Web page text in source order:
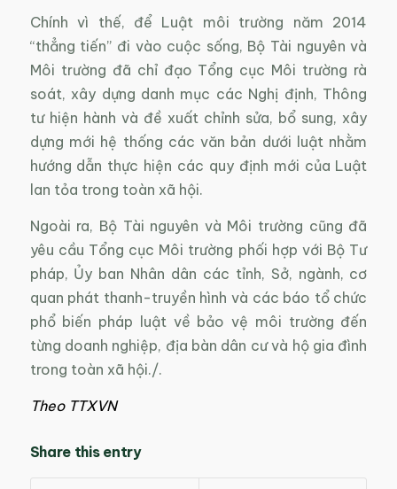
Chính vì thế, để Luật môi trường năm 2014
“thẳng tiến” đi vào cuộc sống, Bộ Tài nguyên và
Môi trường đã chỉ đạo Tổng cục Môi trường rà
soát, xây dựng danh mục các Nghị định, Thông
tư hiện hành và đề xuất chỉnh sửa, bổ sung, xây
dựng mới hệ thống các văn bản dưới luật nhằm
hướng dẫn thực hiện các quy định mới của Luật
lan tỏa trong toàn xã hội.
Ngoài ra, Bộ Tài nguyên và Môi trường cũng đã
yêu cầu Tổng cục Môi trường phối hợp với Bộ Tư
pháp, Ủy ban Nhân dân các tỉnh, Sở, ngành, cơ
quan phát thanh-truyền hình và các báo tổ chức
phổ biến pháp luật về bảo vệ môi trường đến
từng doanh nghiệp, địa bàn dân cư và hộ gia đình
trong toàn xã hội./.
Theo TTXVN
Share this entry